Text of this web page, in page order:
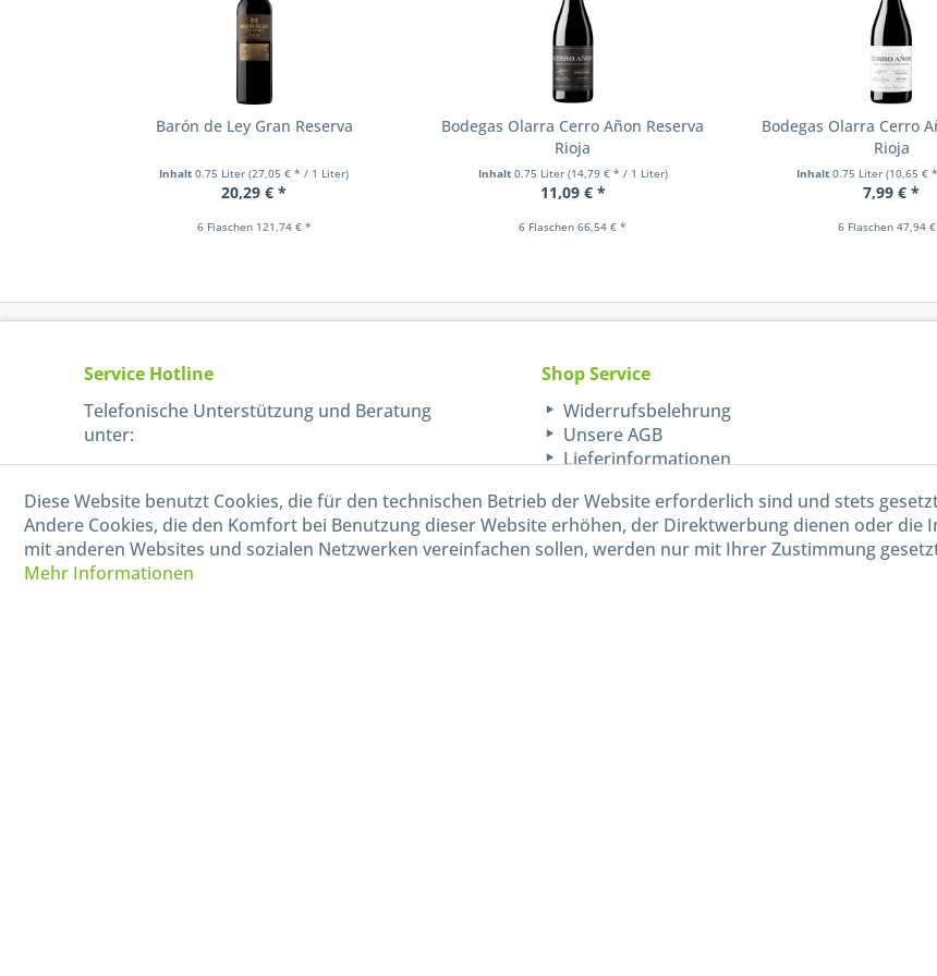
Barón de Ley Gran Reserva
Inhalt0.75 Liter(27,05 € * / 1 Liter)
20,29 € *
6 Flaschen 121,74 € *
Bodegas Olarra Cerro Añon Reserva
Rioja
Inhalt 0.75 Liter (14,79 € * / 1 Liter)
11,09 € *
6 Flaschen 66,54 € *
Bodegas Olarra Cerro
Rioja
Inhalt0.75 Liter(10,65 €
7,99 € *
6 Flaschen 47,94
Service Hotline
Telefonische Unterstützung und Beratung
unter:
040-880 99 770
Mo-Fr, 09:00 - 15:00 Uhr
Shop Service
Widerrufsbelehrung
Unsere AGB
Lieferinformationen
Diese Website benutzt Cookies, die für den technischen Betrieb der Website erforderlich sind und stets
Andere Cookies, die den Komfort bei Benutzung dieser Website erhöhen, der Direktwerbung dienen oder die
mit anderen Websites und sozialen Netzwerken vereinfachen sollen, werden nur mit Ihrer Zustimmung
Mehr Informationen